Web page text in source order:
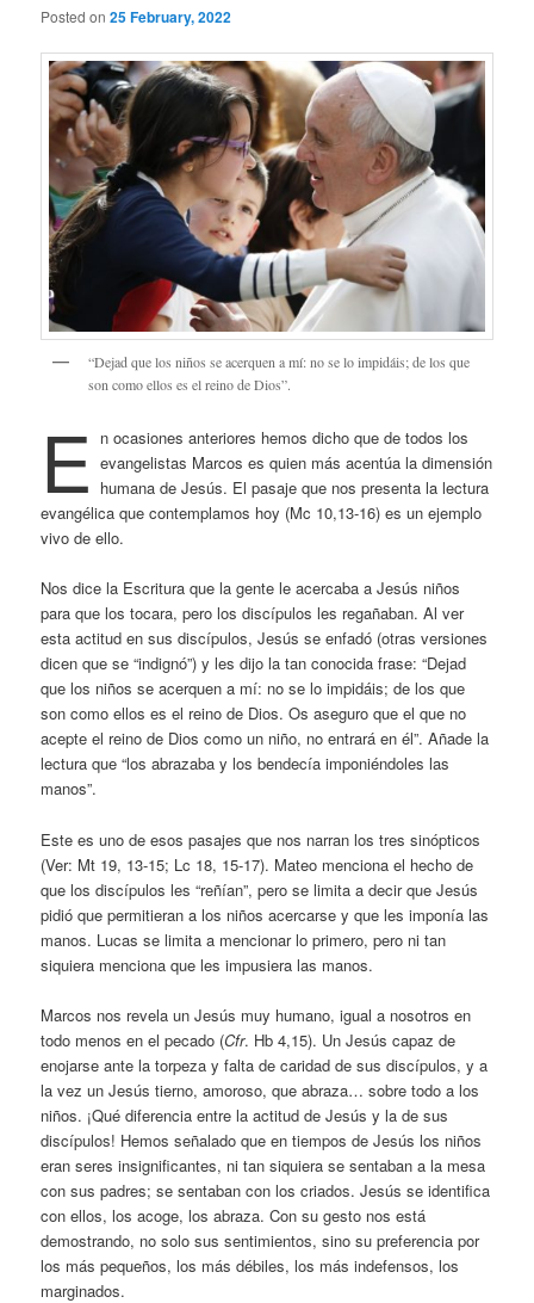
Posted on25 February, 2022
“Dejad que los niños se acerquen a mí: no se lo impidáis; de los que
son como ellos es el reino de Dios”.
E n ocasiones anteriores hemos dicho que de todos los
evangelistas Marcos es quien más acentúa la dimensión
humana de Jesús. El pasaje que nos presenta la lectura
evangélica que contemplamos hoy (Mc 10,13-16) es un ejemplo
vivo de ello.
Nos dice la Escritura que la gente le acercaba a Jesús niños
para que los tocara, pero los discípulos les regañaban. Al ver
esta actitud en sus discípulos, Jesús se enfadó (otras versiones
dicen que se “indignó”) y les dijo la tan conocida frase: “Dejad
que los niños se acerquen a mí: no se lo impidáis; de los que
son como ellos es el reino de Dios. Os aseguro que el que no
acepte el reino de Dios como un niño, no entrará en él”. Añade la
lectura que “los abrazaba y los bendecía imponiéndoles las
manos”.
Este es uno de esos pasajes que nos narran los tres sinópticos
(Ver: Mt 19, 13-15; Lc 18, 15-17). Mateo menciona el hecho de
que los discípulos les “reñían”, pero se limita a decir que Jesús
pidió que permitieran a los niños acercarse y que les imponía las
manos. Lucas se limita a mencionar lo primero, pero ni tan
siquiera menciona que les impusiera las manos.
Marcos nos revela un Jesús muy humano, igual a nosotros en
todo menos en el pecado (Cfr. Hb 4,15). Un Jesús capaz de
enojarse ante la torpeza y falta de caridad de sus discípulos, y a
la vez un Jesús tierno, amoroso, que abraza… sobre todo a los
niños. ¡Qué diferencia entre la actitud de Jesús y la de sus
discípulos! Hemos señalado que en tiempos de Jesús los niños
eran seres insignificantes, ni tan siquiera se sentaban a la mesa
con sus padres; se sentaban con los criados. Jesús se identifica
con ellos, los acoge, los abraza. Con su gesto nos está
demostrando, no solo sus sentimientos, sino su preferencia por
los más pequeños, los más débiles, los más indefensos, los
marginados.